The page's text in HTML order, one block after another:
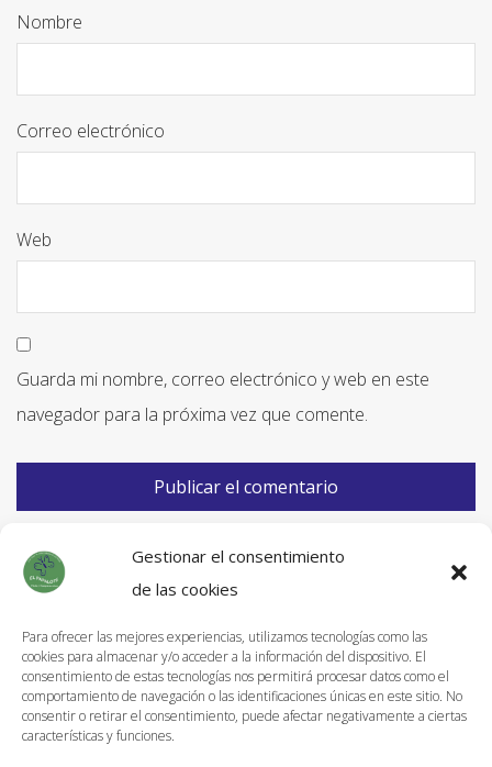
Gestionar el consentimiento
de las cookies
Para ofrecer las mejores experiencias, utilizamos tecnologías como las
cookies para almacenar y/o acceder a la información del dispositivo. El
consentimiento de estas tecnologías nos permitirá procesar datos como el
comportamiento de navegación o las identificaciones únicas en este sitio. No
consentir o retirar el consentimiento, puede afectar negativamente a ciertas
características y funciones.
Nombre
Correo electrónico
Web
Guarda mi nombre, correo electrónico y web en este
navegador para la próxima vez que comente.
Información de Envíos
Política de devoluciones